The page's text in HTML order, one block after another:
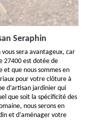
Seraphin
sera avantageux, car
27400 est dotée de
et que nous sommes en
pour votre clôture à
d’artisan jardinier qui
que soit la spécificité des
nous serons en
et d’aménager votre